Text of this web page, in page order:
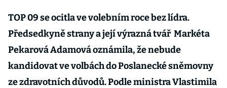
TOP 09 se ocitla ve volebním roce bez lídra.
Předsedkyně strany a její výrazná tvář Markéta
Pekarová Adamová oznámila, že nebude
kandidovat ve volbách do Poslanecké sněmovny
ze zdravotních důvodů. Podle ministra Vlastimila